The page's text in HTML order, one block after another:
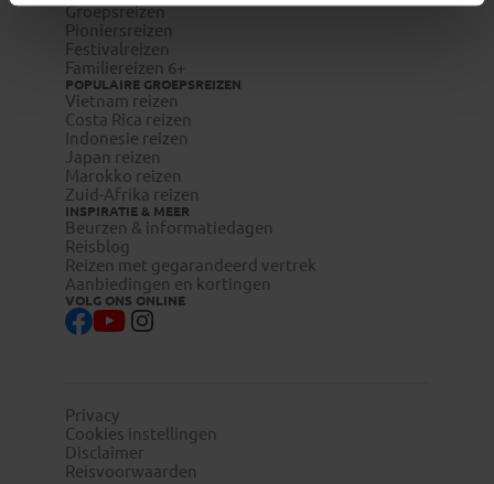
Groepsreizen
Pioniersreizen
Festivalreizen
Familiereizen 6+
POPULAIRE GROEPSREIZEN
Vietnam reizen
Costa Rica reizen
Indonesie reizen
Japan reizen
Marokko reizen
Zuid-Afrika reizen
INSPIRATIE & MEER
Beurzen & informatiedagen
Reisblog
Reizen met gegarandeerd vertrek
Aanbiedingen en kortingen
VOLG ONS ONLINE
Privacy
Cookies instellingen
Disclaimer
Reisvoorwaarden